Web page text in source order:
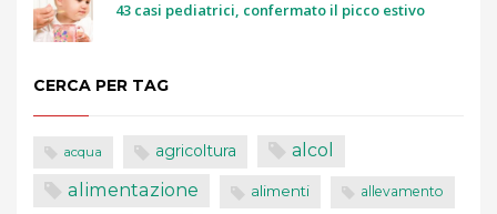
43 casi pediatrici, confermato il picco estivo
CERCA PER TAG
acqua agricoltura alcol
alimentazione alimenti allevamento